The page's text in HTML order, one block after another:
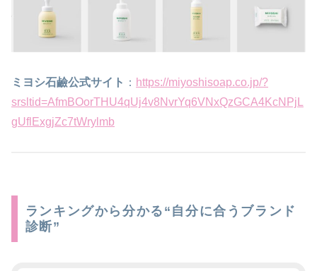
ミヨシ石鹼公式サイト ： https://miyoshisoap.co.jp/?
srsltid=AfmBOorTHU4qUj4v8NvrYq6VNxQzGCA4KcNPjL
gUflExgjZc7tWrylmb
ランキングから分かる“自分に合うブランド
診断”